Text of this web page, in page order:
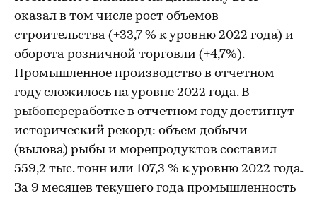
оказал в том числе рост объемов
строительства (+33,7 % к уровню 2022 года) и
оборота розничной торговли (+4,7%).
Промышленное производство в отчетном
году сложилось на уровне 2022 года. В
рыбопереработке в отчетном году достигнут
исторический рекорд: объем добычи
(вылова) рыбы и морепродуктов составил
559,2 тыс. тонн или 107,3 % к уровню 2022 года.
За 9 месяцев текущего года промышленность